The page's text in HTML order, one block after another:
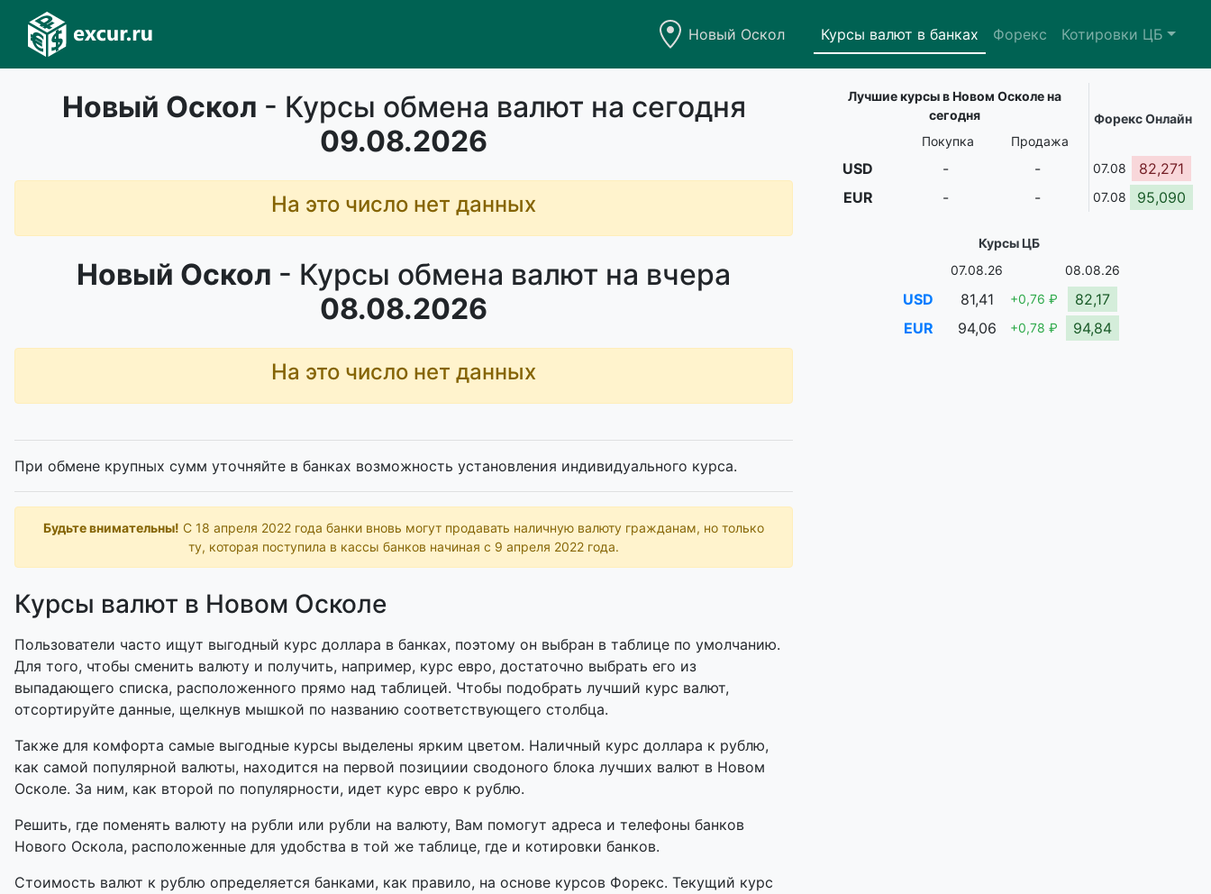
Новый Оскол Курсы валют в банках Форекс Котировки ЦБ
Новый Оскол - Курсы обмена валют на сегодня
09.08.2026
На это число нет данных
Новый Оскол - Курсы обмена валют на вчера
08.08.2026
На это число нет данных
При обмене крупных сумм уточняйте в банках возможность установления индивидуального курса.
Будьте внимательны! С 18 апреля 2022 года банки вновь могут продавать наличную валюту гражданам, но только
ту, которая поступила в кассы банков начиная с 9 апреля 2022 года.
Курсы валют в Новом Осколе
Пользователи часто ищут выгодный курс доллара в банках, поэтому он выбран в таблице по умолчанию.
Для того, чтобы сменить валюту и получить, например, курс евро, достаточно выбрать его из
выпадающего списка, расположенного прямо над таблицей. Чтобы подобрать лучший курс валют,
отсортируйте данные, щелкнув мышкой по названию соответствующего столбца.
Также для комфорта самые выгодные курсы выделены ярким цветом. Наличный курс доллара к рублю,
как самой популярной валюты, находится на первой позициии сводоного блока лучших валют в Новом
Осколе. За ним, как второй по популярности, идет курс евро к рублю.
Решить, где поменять валюту на рубли или рубли на валюту, Вам помогут адреса и телефоны банков
Нового Оскола, расположенные для удобства в той же таблице, где и котировки банков.
Стоимость валют к рублю определяется банками, как правило, на основе курсов Форекс. Текущий курс
Лучшие курсы в Новом Осколе на
сегодня
Форекс Онлайн
Покупка
Продажа
USD - - 07.08
82,271
EUR
- - 07.08 95,090
Курсы ЦБ
07.08.26
08.08.26
USD 81,41 +0,76 ₽
82,17
EUR
94,06 +0,78 ₽ 94,84